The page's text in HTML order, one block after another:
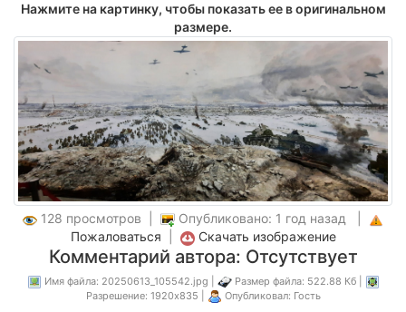
Нажмите на картинку, чтобы показать ее в оригинальном
размере.
128 просмотров |
Опубликовано: 1 год назад |
Пожаловаться
Скачать изображение
Комментарий автора: Отсутствует
Имя файла: 20250613_105542.jpg |
Размер файла: 522.88 Кб |
Разрешение: 1920x835 |
Опубликовал: Гость